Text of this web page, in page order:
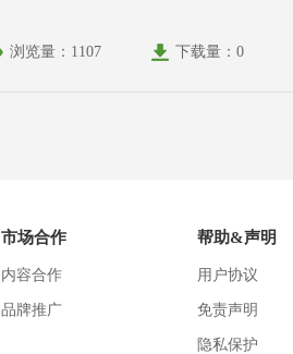
浏览量：1107 下载量：0
市场合作
内容合作
品牌推广
帮助&声明
用户协议
免责声明
隐私保护